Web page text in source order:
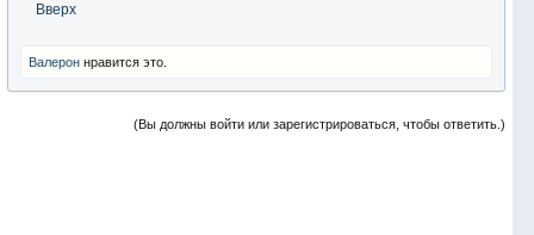
Вверх
Валерон нравится это.
(Вы должны войти или зарегистрироваться, чтобы ответить.)